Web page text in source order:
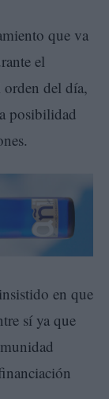
que va
el
del día,
posibilidad
en que
sí ya que